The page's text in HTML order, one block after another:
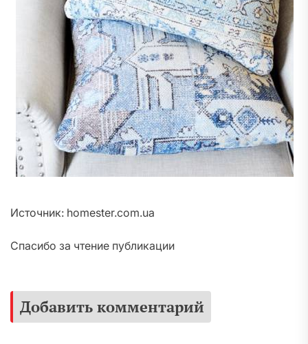
Источник: homester.com.ua
Спасибо за чтение публикации
Добавить комментарий